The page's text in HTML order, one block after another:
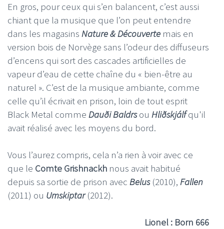
En gros, pour ceux qui s’en balancent, c’est aussi
chiant que la musique que l’on peut entendre
dans les magasins Nature & Découverte mais en
version bois de Norvège sans l’odeur des diffuseurs
d’encens qui sort des cascades artificielles de
vapeur d’eau de cette chaîne du « bien-être au
naturel ». C’est de la musique ambiante, comme
celle qu’il écrivait en prison, loin de tout esprit
Black Metal comme Dauði Baldrsou Hliðskjálfqu'il
avait réalisé avec les moyens du bord.
Vous l’aurez compris, cela n’a rien à voir avec ce
que le Comte Grishnackh nous avait habitué
depuis sa sortie de prison avec Belus(2010), Fallen
(2011) ou Umskiptar(2012).
Lionel : Born 666